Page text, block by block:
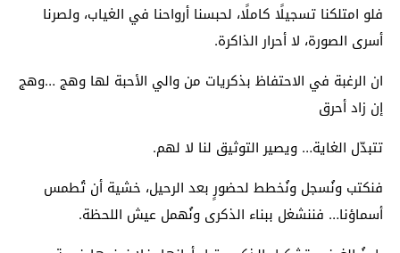
فلو امتلكنا تسجيلًا كاملًا، لحبسنا أرواحنا في الغياب، ولصرنا
أسرى الصورة، لا أحرار الذاكرة.
ان الرغبة في الاحتفاظ بذكريات من والي الأحبة لها وهج …وهج
إن زاد أحرق
تتبدّل الغاية… ويصير التوثيق لنا لا لهم.
فنكتب ونُسجل ونُخطط لحضورٍ بعد الرحيل، خشية أن تُطمس
أسماؤنا… فننشغل ببناء الذكرى ونُهمل عيش اللحظة.